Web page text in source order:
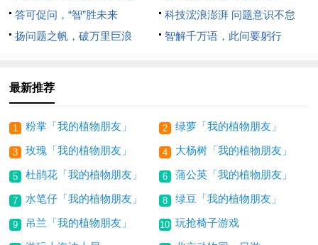
答可促问，“智”胜未来
科技浤浪澎湃 问题意识不怠
扬问题之帆，破万里巨浪
智解千万语，此问要躬行
最新推荐
1 粉掌「我的植物朋友」 2 绿萝「我的植物朋友」
3 玫瑰「我的植物朋友」 4 大杨树「我的植物朋友」
5 杜鹃花「我的植物朋友」 6 蒲公英「我的植物朋友」
7 水笔仔「我的植物朋友」 8 绿豆「我的植物朋友」
9 吊兰「我的植物朋友」 10 玩抢椅子游戏